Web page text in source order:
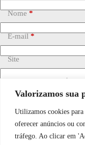
Valorizamos sua
Utilizamos cookies para
oferecer anúncios ou
tráfego. Ao clicar em
Nome *
E-mail *
Site
Adicionar comentário
WhatsApp